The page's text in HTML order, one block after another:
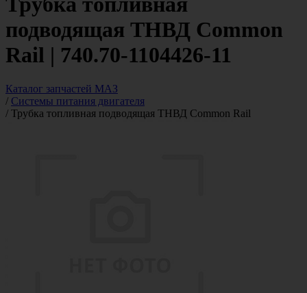
подводящая ТНВД Common
Rail | 740.70-1104426-11
Каталог запчастей МАЗ
/ Системы питания двигателя
/ Трубка топливная подводящая ТНВД Common Rail